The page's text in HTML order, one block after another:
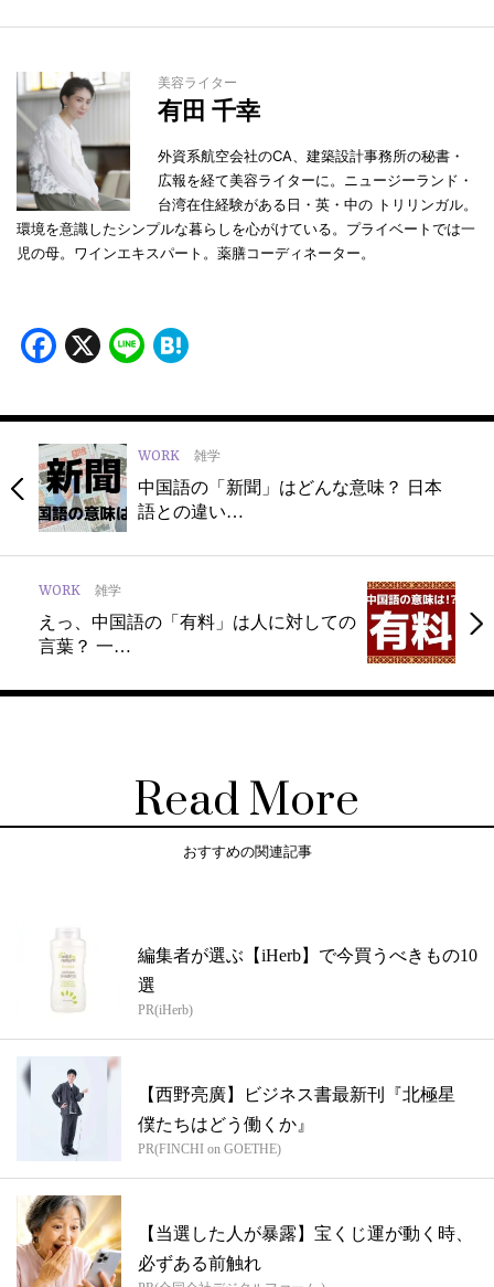
美容ライター
有田 千幸
外資系航空会社のCA、建築設計事務所の秘書・
広報を経て美容ライターに。ニュージーランド・
台湾在住経験がある日・英・中の トリリンガル。
環境を意識したシンプルな暮らしを心がけている。プライベートでは一
児の母。ワインエキスパート。薬膳コーディネーター。
Facebook
X Line
WORK 雑学
中国語の「新聞」はどんな意味？ 日本
語との違い…
WORK 雑学
えっ、中国語の「有料」は人に対しての
言葉？ 一…
Read More
おすすめの関連記事
編集者が選ぶ【iHerb】で今買うべきもの10
選
PR(iHerb)
【西野亮廣】ビジネス書最新刊『北極星
僕たちはどう働くか』
PR(FINCHI on GOETHE)
【当選した人が暴露】宝くじ運が動く時、
必ずある前触れ